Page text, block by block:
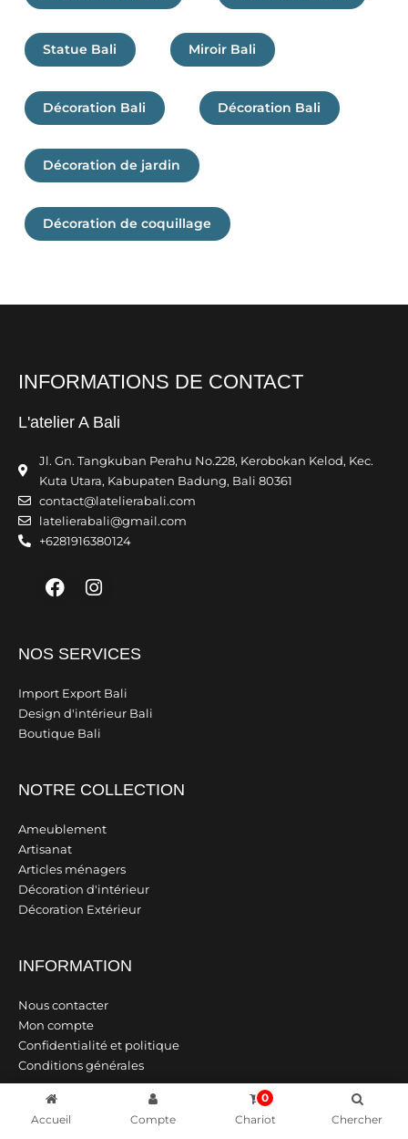
Statue Bali Miroir Bali
Décoration Bali Décoration Bali
Décoration de jardin
Décoration de coquillage
INFORMATIONS DE CONTACT
L'atelier A Bali
Jl. Gn. Tangkuban Perahu No.228, Kerobokan Kelod, Kec.
Kuta Utara, Kabupaten Badung, Bali 80361
contact@latelierabali.com
latelierabali@gmail.com
+6281916380124
Facebook
Instagram
NOS SERVICES
Import Export Bali
Design d'intérieur Bali
Boutique Bali
NOTRE COLLECTION
Ameublement
Artisanat
Articles ménagers
Décoration d'intérieur
Décoration Extérieur
INFORMATION
Nous contacter
Mon compte
Confidentialité et politique
Conditions générales
Accueil Compte
0
Chariot
Chercher